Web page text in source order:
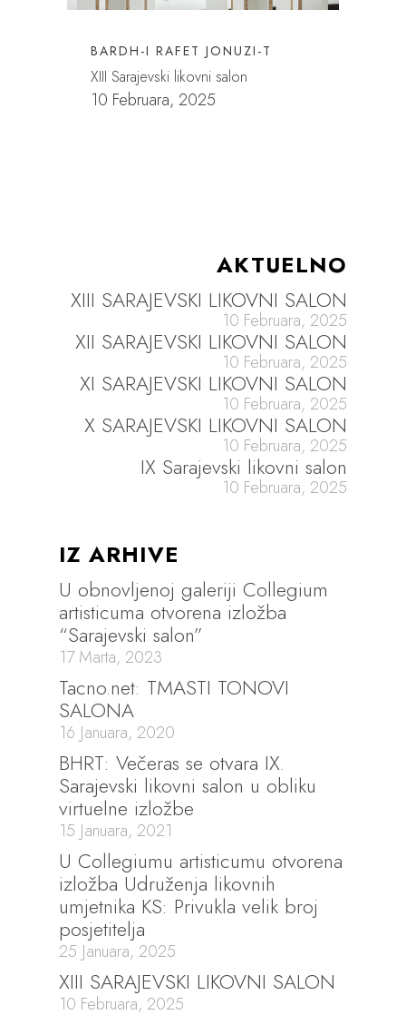
BARDH-I RAFET JONUZI-T
XIII Sarajevski likovni salon
10 Februara, 2025
AKTUELNO
XIII SARAJEVSKI LIKOVNI SALON
10 Februara, 2025
XII SARAJEVSKI LIKOVNI SALON
10 Februara, 2025
XI SARAJEVSKI LIKOVNI SALON
10 Februara, 2025
X SARAJEVSKI LIKOVNI SALON
10 Februara, 2025
IX Sarajevski likovni salon
10 Februara, 2025
IZ ARHIVE
U obnovljenoj galeriji Collegium
artisticuma otvorena izložba
“Sarajevski salon”
17 Marta, 2023
Tacno.net: TMASTI TONOVI
SALONA
16 Januara, 2020
BHRT: Večeras se otvara IX.
Sarajevski likovni salon u obliku
virtuelne izložbe
15 Januara, 2021
U Collegiumu artisticumu otvorena
izložba Udruženja likovnih
umjetnika KS: Privukla velik broj
posjetitelja
25 Januara, 2025
XIII SARAJEVSKI LIKOVNI SALON
10 Februara, 2025